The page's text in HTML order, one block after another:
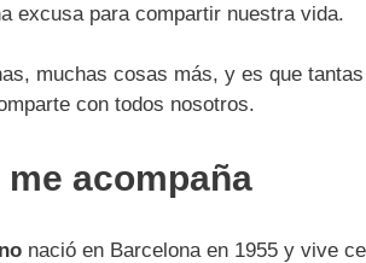
excusa para compartir nuestra vida.
muchas cosas más, y es que
con todos nosotros.
me acompaña
nació en Barcelona en 1955 y vive